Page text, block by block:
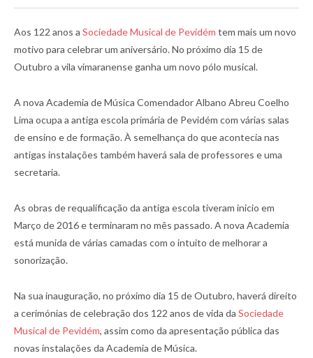
Aos 122 anos a Sociedade Musical de Pevidém tem mais um novo
motivo para celebrar um aniversário. No próximo dia 15 de
Outubro a vila vimaranense ganha um novo pólo musical.
A nova Academia de Música Comendador Albano Abreu Coelho
Lima ocupa a antiga escola primária de Pevidém com várias salas
de ensino e de formação. À semelhança do que acontecia nas
antigas instalações também haverá sala de professores e uma
secretaria.
As obras de requalificação da antiga escola tiveram inicio em
Março de 2016 e terminaram no mês passado. A nova Academia
está munida de várias camadas com o intuito de melhorar a
sonorização.
Na sua inauguração, no próximo dia 15 de Outubro, haverá direito
a cerimónias de celebração dos 122 anos de vida da Sociedade
Musical de Pevidém, assim como da apresentação pública das
novas instalações da Academia de Música.